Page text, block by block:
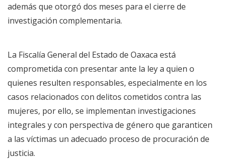
además que otorgó dos meses para el cierre de
investigación complementaria.
La Fiscalía General del Estado de Oaxaca está
comprometida con presentar ante la ley a quien o
quienes resulten responsables, especialmente en los
casos relacionados con delitos cometidos contra las
mujeres, por ello, se implementan investigaciones
integrales y con perspectiva de género que garanticen
a las víctimas un adecuado proceso de procuración de
justicia.